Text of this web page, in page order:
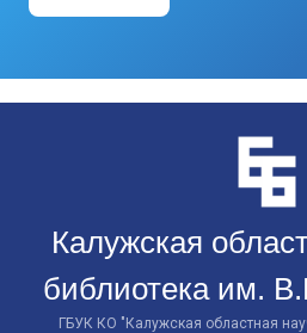
Калужская
библиотека им.
ГБУК КО "Калужская областная